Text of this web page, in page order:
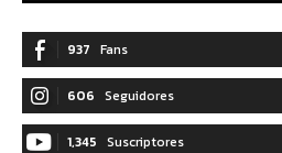
937 Fans
606 Seguidores
1,345 Suscriptores